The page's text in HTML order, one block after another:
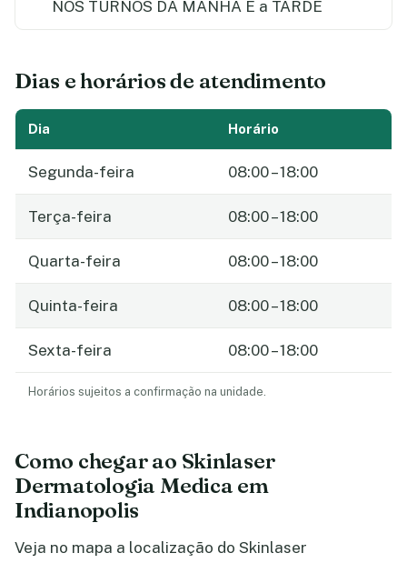
NOS TURNOS DA MANHA E a TARDE
Dias e horários de atendimento
Dia Horário
Segunda-feira 08:00 – 18:00
Terça-feira 08:00 – 18:00
Quarta-feira 08:00 – 18:00
Quinta-feira 08:00 – 18:00
Sexta-feira 08:00 – 18:00
Horários sujeitos a confirmação na unidade.
Como chegar ao Skinlaser
Dermatologia Medica em
Indianopolis
Veja no mapa a localização do Skinlaser